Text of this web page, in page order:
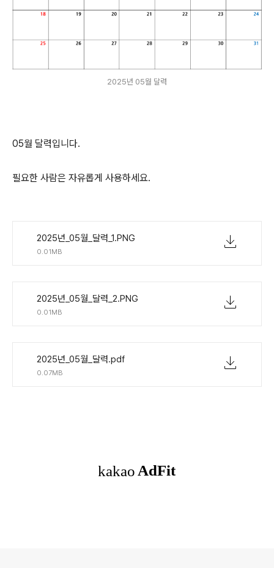
2025년 05월 달력
05월 달력입니다.
필요한 사람은 자유롭게 사용하세요.
2025년_05월_달력_1.PNG
0.01MB
2025년_05월_달력_2.PNG
0.01MB
2025년_05월_달력.pdf
0.07MB